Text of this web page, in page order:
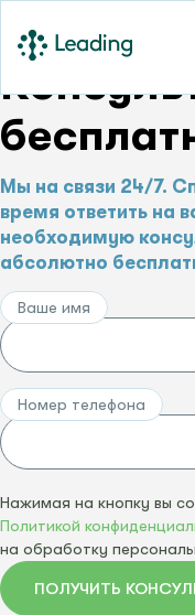
Мы на связи 24/7.
время ответить на
необходимую
абсолютно
Ваше имя
Номер телефона
Нажимая на кнопку вы
Политикой
на обработку
ПОЛУЧИТЬ